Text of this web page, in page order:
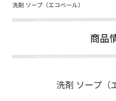
洗剤 ソープ（エコベール）
商品
洗剤 ソープ（